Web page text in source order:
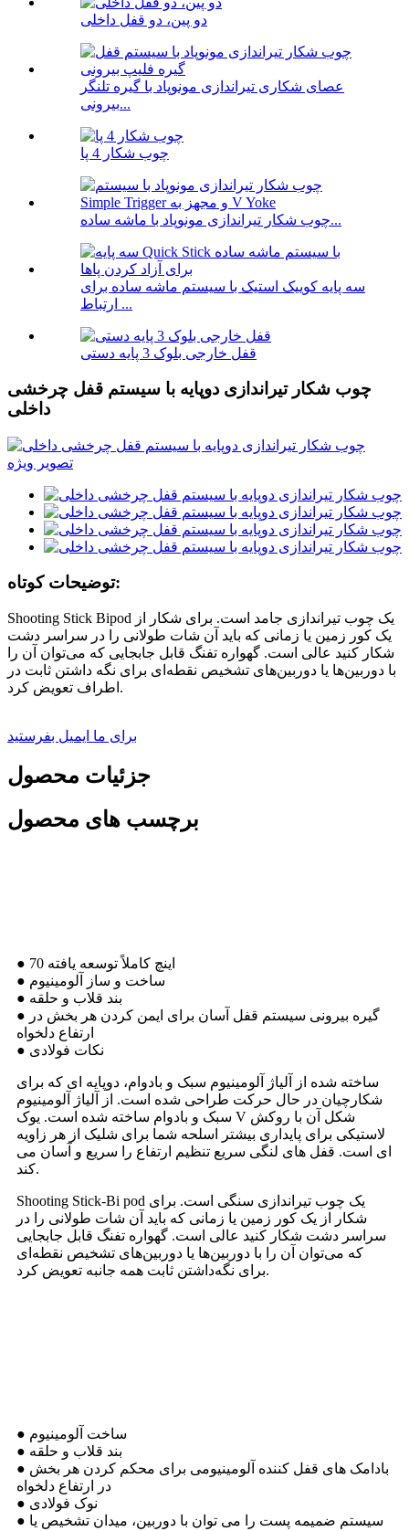
دو پین، دو قفل داخلی
عصای شکاری تیراندازی مونوپاد با گیره تلنگر
بیرونی...
چوب شکار 4 پا
چوب شکار تیراندازی مونوپاد با ماشه ساده...
سه پایه کوییک استیک با سیستم ماشه ساده برای
ارتباط ...
قفل خارجی بلوک 3 پایه دستی
چوب شکار تیراندازی دوپایه با سیستم قفل چرخشی
داخلی
توضیحات کوتاه:
Shooting Stick Bipod یک چوب تیراندازی جامد است. برای شکار از
یک کور زمین یا زمانی که باید آن شات طولانی را در سراسر دشت
شکار کنید عالی است. گهواره تفنگ قابل جابجایی که می‌توان آن را
با دوربین‌ها یا دوربین‌های تشخیص نقطه‌ای برای نگه داشتن ثابت در
اطراف تعویض کرد.
برای ما ایمیل بفرستید
جزئیات محصول
برچسب های محصول
● 70 اینچ کاملاً توسعه یافته
● ساخت و ساز آلومینیوم
● بند قلاب و حلقه
● گیره بیرونی سیستم قفل آسان برای ایمن کردن هر بخش در
ارتفاع دلخواه
● نکات فولادی
ساخته شده از آلیاژ آلومینیوم سبک و بادوام، دوپایه ای که برای
شکارچیان در حال حرکت طراحی شده است. از آلیاژ آلومینیوم
سبک و بادوام ساخته شده است. یوک V شکل آن با روکش
لاستیکی برای پایداری بیشتر اسلحه شما برای شلیک از هر زاویه
ای است. قفل های لنگی سریع تنظیم ارتفاع را سریع و آسان می
کند.
Shooting Stick-Bi pod یک چوب تیراندازی سنگی است. برای
شکار از یک کور زمین یا زمانی که باید آن شات طولانی را در
سراسر دشت شکار کنید عالی است. گهواره تفنگ قابل جابجایی
که می‌توان آن را با دوربین‌ها یا دوربین‌های تشخیص نقطه‌ای
برای نگه‌داشتن ثابت همه جانبه تعویض کرد.
● ساخت آلومینیوم
● بند قلاب و حلقه
● بادامک های قفل کننده آلومینیومی برای محکم کردن هر بخش
در ارتفاع دلخواه
● نوک فولادی
● سیستم ضمیمه پست را می توان با دوربین، میدان تشخیص یا